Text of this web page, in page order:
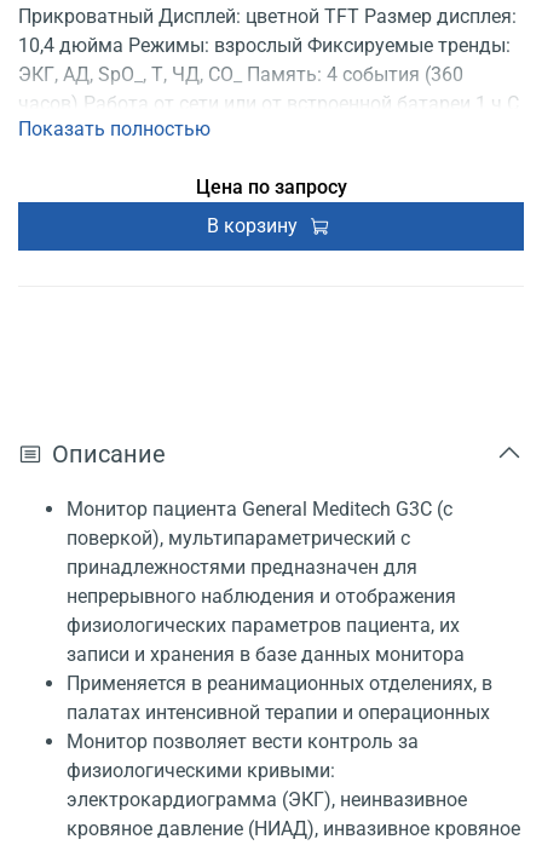
Прикроватный Дисплей: цветной TFT Размер дисплея:
10,4 дюйма Режимы: взрослый Фиксируемые тренды:
ЭКГ, АД, SpO_, Т, ЧД, СО_ Память: 4 события (360
часов) Работа от сети или от встроенной батареи 1 ч С
ручкой для переноски С поверкой Регистрационное
Показать полностью
Цена по запросу
В корзину
Описание
Монитор пациента General Meditech G3C (с
поверкой), мультипараметрический с
принадлежностями предназначен для
непрерывного наблюдения и отображения
физиологических параметров пациента, их
записи и хранения в базе данных монитора
Применяется в реанимационных отделениях, в
палатах интенсивной терапии и операционных
Монитор позволяет вести контроль за
физиологическими кривыми:
электрокардиограмма (ЭКГ), неинвазивное
кровяное давление (НИАД), инвазивное кровяное